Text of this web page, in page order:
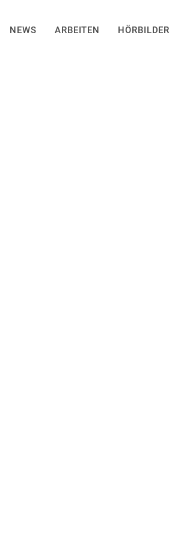
NEWS ARBEITEN HÖRBILDER